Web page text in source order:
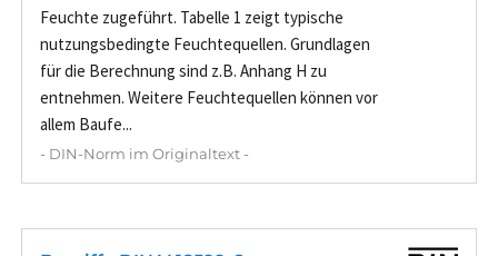
Feuchte zugeführt. Tabelle 1 zeigt typische
nutzungsbedingte Feuchtequellen. Grundlagen
für die Berechnung sind z.B. Anhang H zu
entnehmen. Weitere Feuchtequellen können vor
allem Baufe...
- DIN-Norm im Originaltext -